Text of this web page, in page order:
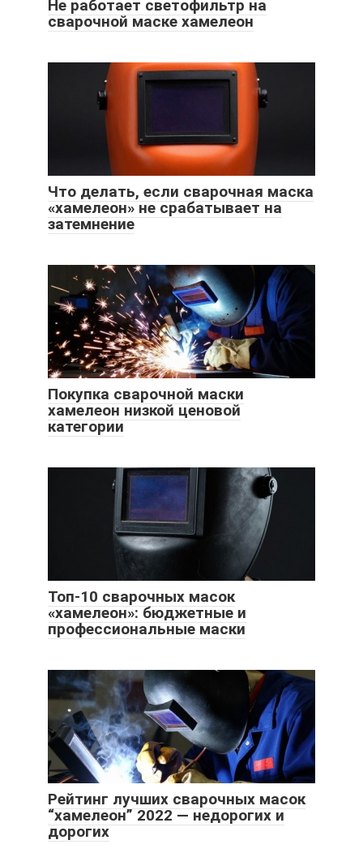
Не работает светофильтр на
сварочной маске хамелеон
Что делать, если сварочная маска
«хамелеон» не срабатывает на
затемнение
Покупка сварочной маски
хамелеон низкой ценовой
категории
Топ-10 сварочных масок
«хамелеон»: бюджетные и
профессиональные маски
Рейтинг лучших сварочных масок
“хамелеон” 2022 — недорогих и
дорогих